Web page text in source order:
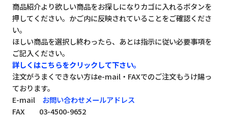
商品紹介より欲しい商品をお探しになりカゴに入れるボタンを
押してください。かご内に反映されていることをご確認くださ
い。
ほしい商品を選択し終わったら、あとは指示に従い必要事項を
ご記入ください。
詳しくはこちらをクリックして下さい。
注文がうまくできない方はe-mail・FAXでのご注文もうけ賜っ
ております。
E-mail お問い合わせメールアドレス
FAX 03-4500-9652